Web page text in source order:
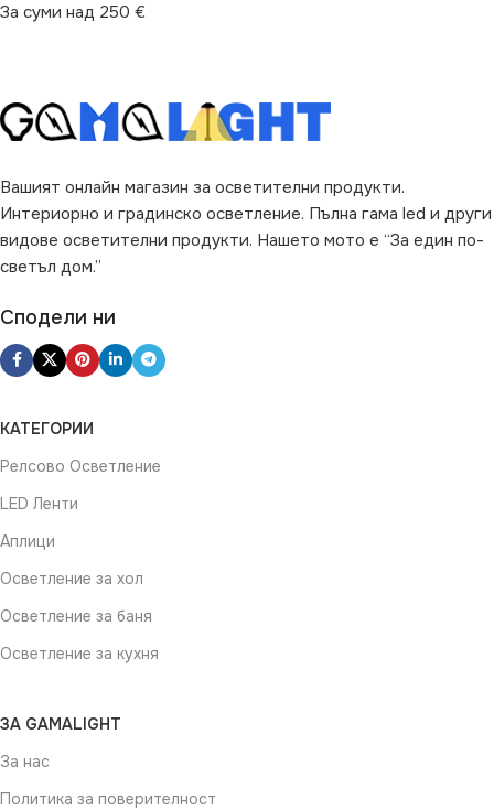
За суми над 250 €
Вашият онлайн магазин за осветителни продукти.
Интериорно и градинско осветление. Пълна гама led и други
видове осветителни продукти. Нашето мото е “За един по-
светъл дом.”
Сподели ни
КАТЕГОРИИ
Релсово Осветление
LED Ленти
Аплици
Осветление за хол
Осветление за баня
Осветление за кухня
ЗА GAMALIGHT
За нас
Политика за поверителност